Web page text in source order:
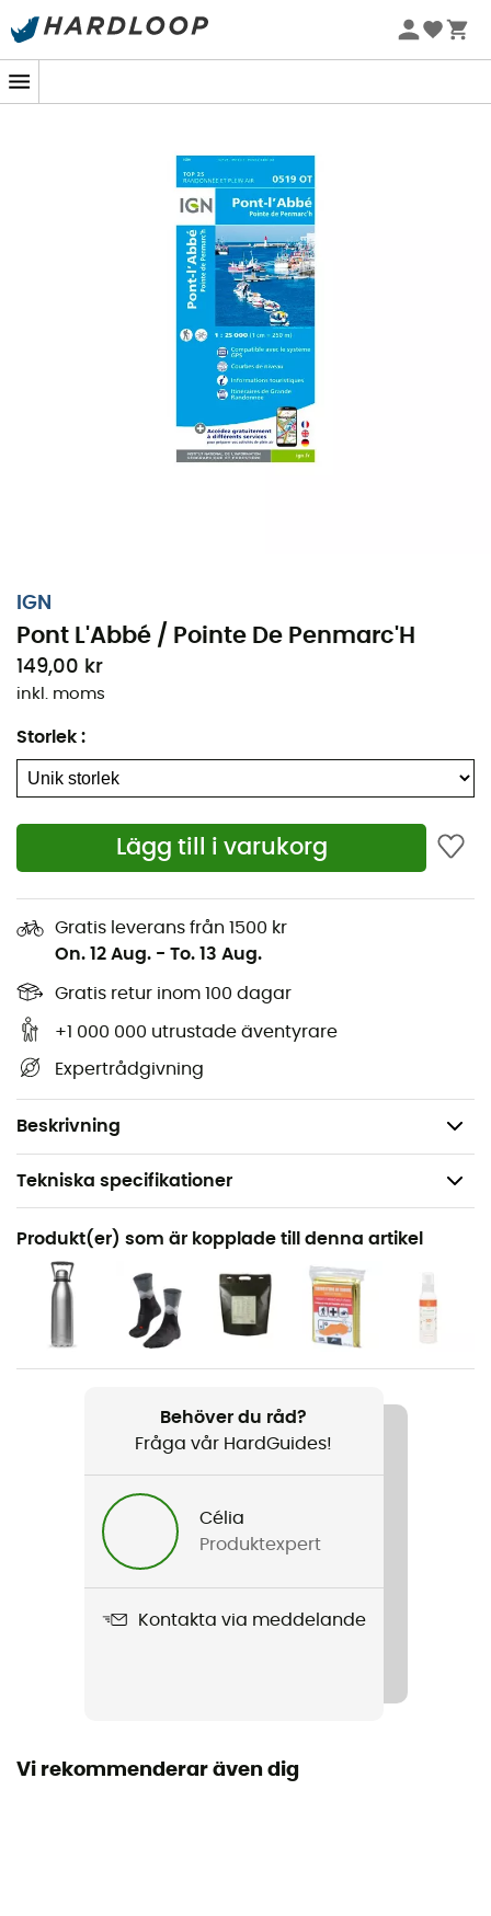
Sommarerbjudanden 🔥 -5 % EXTRA vid köp av 2 produkter*
IGN
Pont L'Abbé / Pointe De Penmarc'H
149,00 kr
inkl. moms
Storlek :
Lägg till i varukorg
Gratis leverans från 1500 kr
On. 12 Aug. - To. 13 Aug.
Gratis retur inom 100 dagar
+1 000 000 utrustade äventyrare
Expertrådgivning
Beskrivning
Oavsett om det handlar om några kilometer eller en
lång expedition, kommer nan IGN Pont L'Abbé / Pointe
innehåller denna IGN-karta (skala 1:25 000) alla
nödvändiga detaljer för att navigera på stigarna och
vägarna i Pont L'Abbé / Pointe De Penmarc'H och
upptäcka dess många skatter: höjdskillnader,
vattendrag, refugier och andra anmärkningsvärda
platser... Utöver din orienteringsförmåga är denna
vandringskarta från IGN, enligt oss, därför oumbärlig i
din ryggsäck och i dina händer!
Tekniska specifikationer
Rekommenderad för
Vandring / Vandring / Resa
Pont L'Abbé / Pointe De Penmarc'H
Produkt(er) som är kopplade till denna artikel
Behöver du råd?
Fråga vår HardGuides!
Célia
Produktexpert
Kontakta via meddelande
Vi rekommenderar även dig